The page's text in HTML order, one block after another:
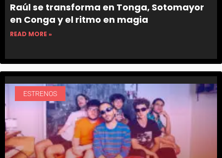
Raúl se transforma en Tonga, Sotomayor
en Conga y el ritmo en magia
READ MORE »
ESTRENOS